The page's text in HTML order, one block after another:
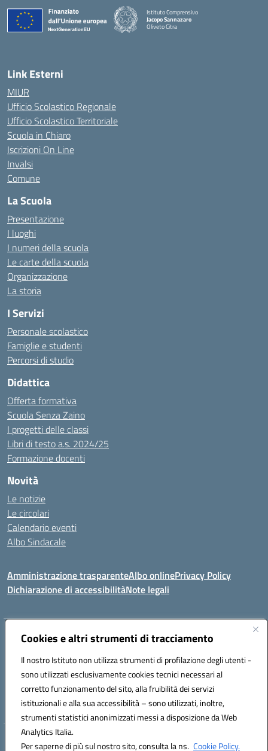
Cookies e altri strumenti di tracciamento
Il nostro Istituto non utilizza strumenti di profilazione degli utenti -
sono utilizzati esclusivamente cookies tecnici necessari al
corretto funzionamento del sito, alla fruibilità dei servizi
istituzionali e alla sua accessibilità – sono utilizzati, inoltre,
strumenti statistici anonimizzati messi a disposizione da Web
Analytics Italia.
Per saperne di più sul nostro sito, consulta la ns. Cookie Policy.
Istituto Comprensivo
Jacopo Sannazaro
Oliveto Citra
Link Esterni
MIUR
Ufficio Scolastico Regionale
Ufficio Scolastico Territoriale
Scuola in Chiaro
Iscrizioni On Line
Invalsi
Comune
La Scuola
Presentazione
I luoghi
I numeri della scuola
Le carte della scuola
Organizzazione
La storia
I Servizi
Personale scolastico
Famiglie e studenti
Percorsi di studio
Didattica
Offerta formativa
Scuola Senza Zaino
I progetti delle classi
Libri di testo a.s. 2024/25
Formazione docenti
Novità
Le notizie
Le circolari
Calendario eventi
Albo Sindacale
Amministrazione trasparenteAlbo onlinePrivacy Policy
Dichiarazione di accessibilitàNote legali
Indirizzo:Via Felice Cavallotti, 15 -84020 - Oliveto Citra
Posta elettronica certificata (PEC):saic81300d@pec.istruzione.it
Codice fiscale: 82005110653
Codice meccanografico: SAIC81300D
Hosting & Powered by 3D Solution S.r.l.